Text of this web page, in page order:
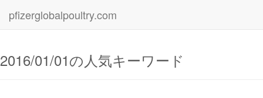
pfizerglobalpoultry.com
2016/01/01の人気キーワード